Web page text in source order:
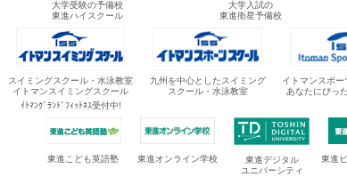
大学受験の予備校
東進ハイスクール
大学入試の
東進衛星予備校
スイミングスクール・水泳教室
イトマンスイミングスクール
ｲﾄﾏﾝｸﾞﾗﾝﾄﾞﾌｨｯﾄﾈｽ受付中!
九州を中心としたスイミング
スクール・水泳教室
イトマンスポー
あなたにぴっ
東進こども英語塾 東進オンライン学校
東進デジタル
ユニバーシティ
東進